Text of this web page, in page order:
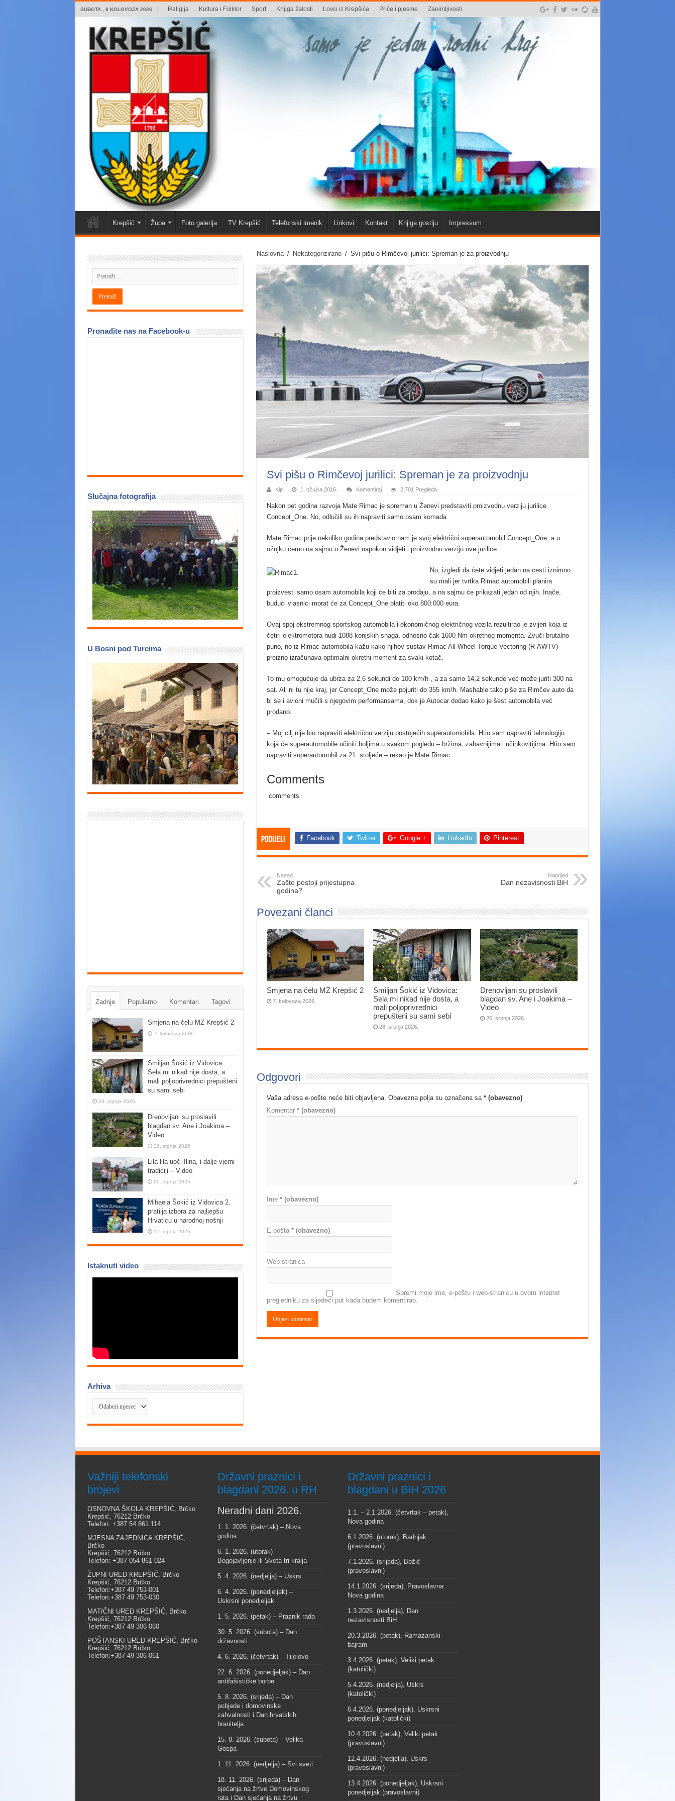
SUBOTA , 8 KOLOVOZA 2026 Religija Kultura i Folklor Sport Knjiga žalosti Lovci iz Krepšića Priče i pjesme Zanimljivosti
Krepšić Župa Foto galerija TV Krepšić Telefonski imenik Linkovi Kontakt Knjiga gostiju Impressum
Naslovna / Nekategorizirano / Svi pišu o Rimčevoj jurilici: Spreman je za proizvodnju
Svi pišu o Rimčevoj jurilici: Spreman je za proizvodnju
Kip 1. ožujka 2016. Komentiraj 2,701 Pregleda
Nakon pet godina razvoja Mate Rimac je spreman u Ženevi predstaviti proizvodnu verziju jurilice
Concept_One. No, odlučili su ih napraviti samo osam komada
Mate Rimac prije nekoliko godina predstavio nam je svoj električni superautomobil Concept_One, a u
ožujku ćemo na sajmu u Ženevi napokon vidjeti i proizvodnu verziju ove jurilice.
No, izgledi da ćete vidjeti jedan na cesti iznimno
su mali jer tvrtka Rimac automobili planira
proizvesti samo osam automobila koji će biti za prodaju, a na sajmu će prikazati jedan od njih. Inače,
budući vlasnici morat će za Concept_One platiti oko 800.000 eura.
Ovaj spoj ekstremnog sportskog automobila i ekonomičnog električnog vozila rezultirao je zvijeri koja iz
četiri elektromotora nudi 1088 konjskih snaga, odnosno čak 1600 Nm okretnog momenta. Zvuči brutalno
puno, no iz Rimac automobila kažu kako njihov sustav Rimac All Wheel Torque Vectoring (R-AWTV)
preizno izračunava optimalni okretni moment za svaki kotač.
To mu omogućuje da ubrza za 2,6 sekundi do 100 km/h , a za samo 14,2 sekunde već može juriti 300 na
sat. Ali ni tu nije kraj, jer Concept_One može pojuriti do 355 km/h. Mashable tako piše za Rimčev auto da
bi se i avioni mučili s njegovim performansama, dok je Autocar dodao kako je šest automobila već
prodano.
– Moj cilj nije bio napraviti električnu verziju postojećih superautomobila. Htio sam napraviti tehnologiju
koja će superautomobile učiniti boljima u svakom pogledu – bržima, zabavnijima i učinkovitijima. Htio sam
napraviti superautomobil za 21. stoljeće – rekao je Mate Rimac.
Comments
comments
Podijeli Facebook Twitter Google + LinkedIn Pinterest
Nazad
Zašto postoji prijestupna
godina?
Naprijed
Dan nezavisnosti BiH
Povezani članci
Smjena na čelu MZ Krepšić 2
7. kolovoza 2026.
Smiljan Šokić iz Vidovica:
Sela mi nikad nije dosta, a
mali poljoprivrednici
prepušteni su sami sebi
28. srpnja 2026.
Drenovljani su proslavili
blagdan sv. Ane i Joakima –
Video
26. srpnja 2026.
Odgovori
Vaša adresa e-pošte neće biti objavljena. Obavezna polja su označena sa * (obavezno)
Komentar * (obavezno)
Ime * (obavezno)
E-pošta * (obavezno)
Web-stranica
Spremi moje ime, e-poštu i web-stranicu u ovom internet
pregledniku za sljedeći put kada budem komentirao.
Pronađite nas na Facebook-u
Slučajna fotografija
U Bosni pod Turcima
Zadnje Popularno Komentari Tagovi
Smjena na čelu MZ Krepšić 2
7. kolovoza 2026.
Smiljan Šokić iz Vidovica:
Sela mi nikad nije dosta, a
mali poljoprivrednici prepušteni
su sami sebi
28. srpnja 2026.
Drenovljani su proslavili
blagdan sv. Ane i Joakima –
Video
26. srpnja 2026.
Lila lila uoči Ilina, i dalje vjerni
tradiciji – Video
20. srpnja 2026.
Mihaela Šokić iz Vidovica 2.
pratilja izbora za najljepšu
Hrvaticu u narodnoj nošnji
17. srpnja 2026.
Istaknuti video
Arhiva
Arhiva
Važniji telefonski
brojevi
OSNOVNA ŠKOLA KREPŠIĆ, Brčko
Krepšić, 76212 Brčko
Telefon: +387 54 861 114
MJESNA ZAJEDNICA KREPŠIĆ,
Brčko
Krepšić, 76212 Brčko
Telefon: +387 054 861 024
ŽUPNI URED KREPŠIĆ, Brčko
Krepšić, 76212 Brčko
Telefon:+387 49 753-001
Telefon:+387 49 753-030
MATIČNI URED KREPŠIĆ, Brčko
Krepšić, 76212 Brčko
Telefon:+387 49 306-060
POŠTANSKI URED KREPŠIĆ, Brčko
Krepšić, 76212 Brčko
Telefon:+387 49 306-061
Državni praznici i
blagdani 2026. u RH
Neradni dani 2026.
1. 1. 2026. (četvrtak) – Nova
godina
6. 1. 2026. (utorak) –
Bogojavljenje ili Sveta tri kralja
5. 4. 2026. (nedjelja) – Uskrs
6. 4. 2026. (ponedjeljak) –
Uskrsni ponedjeljak
1. 5. 2026. (petak) – Praznik rada
30. 5. 2026. (subota) – Dan
državnosti
4. 6. 2026. (četvrtak) – Tijelovo
22. 6. 2026. (ponedjeljak) – Dan
antifašističke borbe
5. 8. 2026. (srijeda) – Dan
pobjede i domovinske
zahvalnosti i Dan hrvatskih
branitelja
15. 8. 2026. (subota) – Velika
Gospa
1. 11. 2026. (nedjelja) – Svi sveti
18. 11. 2026. (srijeda) – Dan
sjećanja na žrtve Domovinskog
rata i Dan sjećanja na žrtvu
Državni praznici i
blagdani u BiH 2026
1.1. – 2.1.2026. (četvrtak – petak),
Nova godina
6.1.2026. (utorak), Badnjak
(pravoslavni)
7.1.2026. (srijeda), Božić
(pravoslavni)
14.1.2026. (srijeda), Pravoslavna
Nova godina
1.3.2026. (nedjelja), Dan
nezavisnosti BiH
20.3.2026. (petak), Ramazanski
bajram
3.4.2026. (petak), Veliki petak
(katolički)
5.4.2026. (nedjelja), Uskrs
(katolički)
6.4.2026. (ponedjeljak), Uskrsni
ponedjeljak (katolički)
10.4.2026. (petak), Veliki petak
(pravoslavni)
12.4.2026. (nedjelja), Uskrs
(pravoslavni)
13.4.2026. (ponedjeljak), Uskrsni
ponedjeljak (pravoslavni)